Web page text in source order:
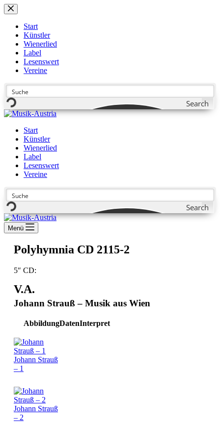
Zum
Inhalt
springenStart
Künstler
Wienerlied
Label
Lesenswert
Vereine
Search
Start
Künstler
Wienerlied
Label
Lesenswert
Vereine
Search
Menü
Polyhymnia CD 2115-2
5″ CD:
V.A.
Johann Strauß – Musik aus Wien
AbbildungDatenInterpret
Johann Strauß
– 1
Johann Strauß
– 2